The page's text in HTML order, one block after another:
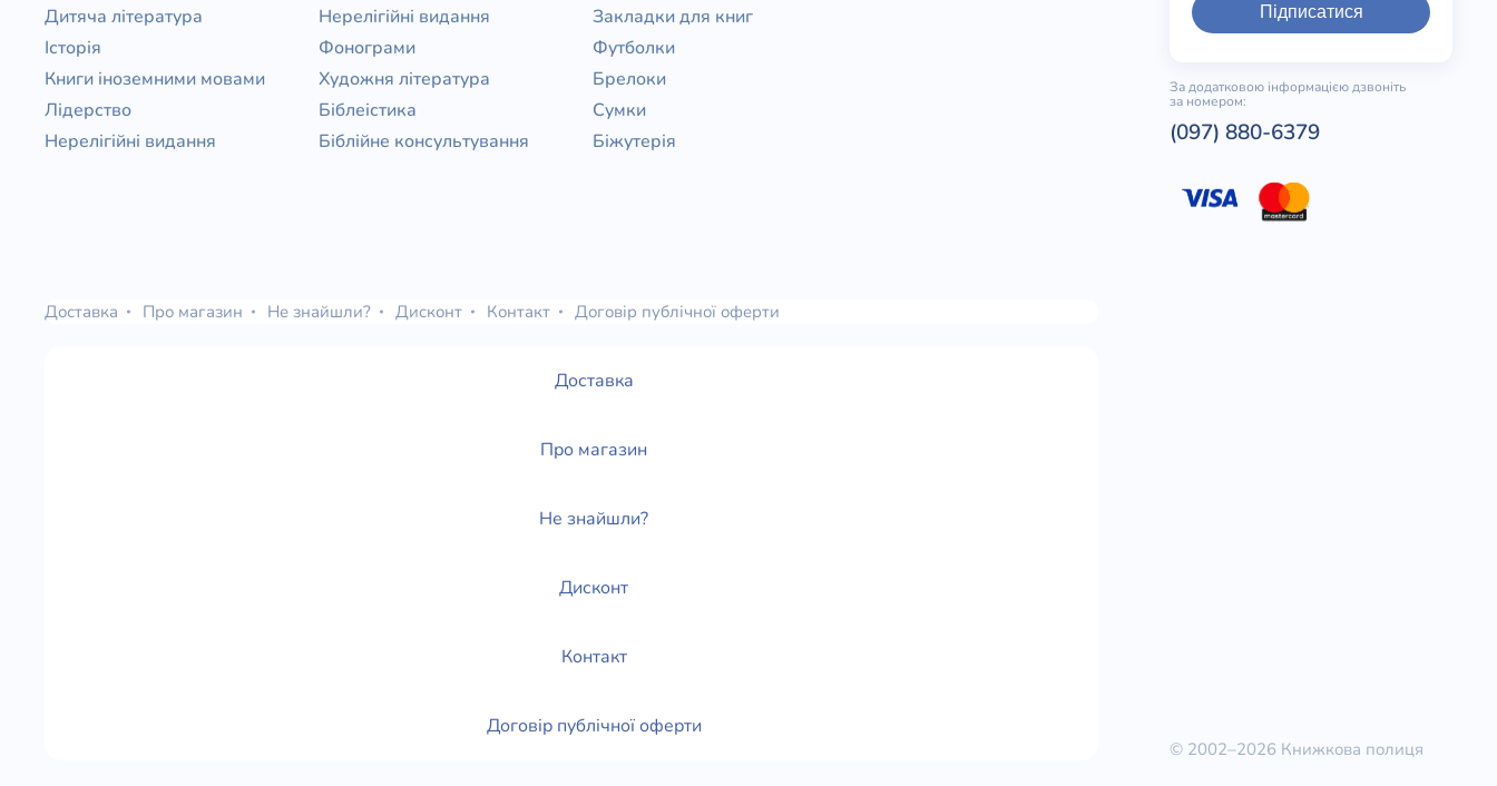
Дитяча література
Історія
Книги іноземними мовами
Лідерство
Нерелігійні видання
Нерелігійні видання
Фонограми
Художня література
Біблеістика
Біблійне консультування
Закладки для книг
Футболки
Брелоки
Сумки
Біжутерія
Підписатися
За додатковою інформацією дзвоніть
за номером:
(097) 880-6379
Доставка Про магазин Не знайшли? Дисконт Контакт Договір публічної оферти
Доставка
Про магазин
Не знайшли?
Дисконт
Контакт
Договір публічної оферти
© 2002–2026 Книжкова полиця